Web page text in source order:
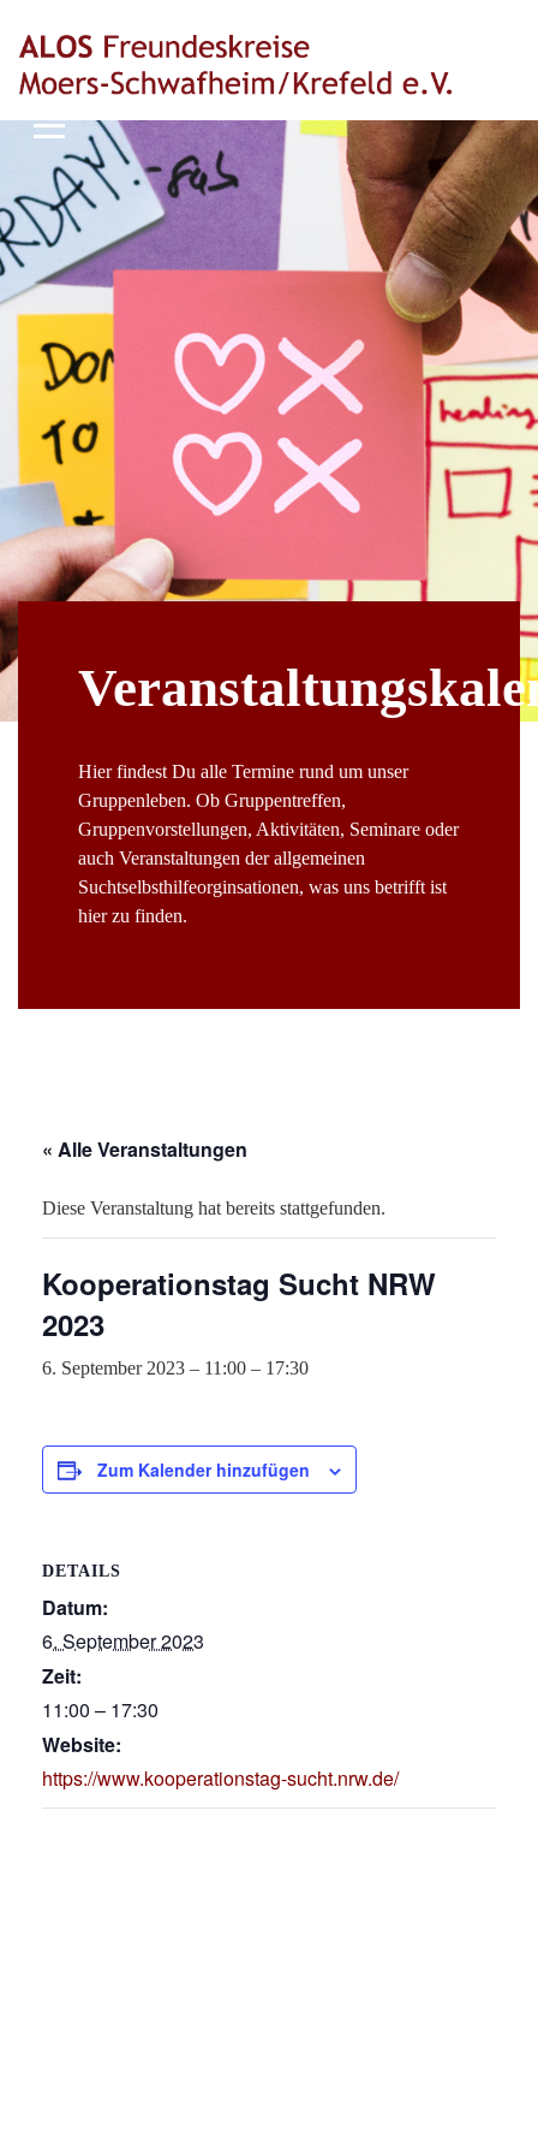
Hier findest Du alle Termine rund um unser
Gruppenleben. Ob Gruppentreffen,
Gruppenvorstellungen, Aktivitäten, Seminare oder
auch Veranstaltungen der allgemeinen
Suchtselbsthilfeorginsationen, was uns betrifft ist
hier zu finden.
« Alle Veranstaltungen
Diese Veranstaltung hat bereits stattgefunden.
Kooperationstag Sucht NRW
2023
6. September 2023 – 11:00 – 17:30
Zum Kalender hinzufügen
DETAILS
Datum:
6. September 2023
Zeit:
11:00 – 17:30
Website:
https://www.kooperationstag-sucht.nrw.de/